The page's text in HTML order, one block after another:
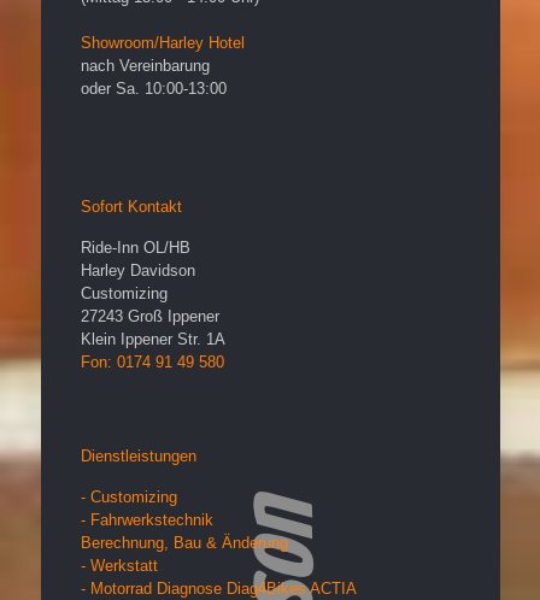
Showroom/Harley Hotel
nach Vereinbarung
oder Sa. 10:00-13:00
Sofort Kontakt
Ride-Inn OL/HB
Harley Davidson
Customizing
27243 Groß Ippener
Klein Ippener Str. 1A
Fon: 0174 91 49 580
Dienstleistungen
- Customizing
- Fahrwerkstechnik
Berechnung, Bau & Änderung
- Werkstatt
- Motorrad Diagnose Diag4Bikes ACTIA